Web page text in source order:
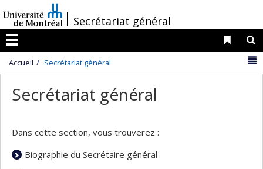
au
contenu
/
Secrétariat général
Menu
Liens
Accueil Secrétariat général
Secrétariat général
Dans cette section, vous trouverez :
Biographie du Secrétaire général